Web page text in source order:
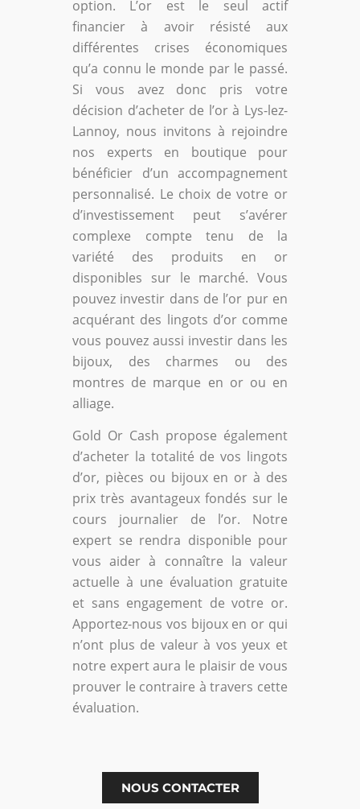
option. L’or est le seul actif
financier à avoir résisté aux
différentes crises économiques
qu’a connu le monde par le passé.
Si vous avez donc pris votre
décision d’acheter de l’or à Lys-lez-
Lannoy, nous invitons à rejoindre
nos experts en boutique pour
bénéficier d’un accompagnement
personnalisé. Le choix de votre or
d’investissement peut s’avérer
complexe compte tenu de la
variété des produits en or
disponibles sur le marché. Vous
pouvez investir dans de l’or pur en
acquérant des lingots d’or comme
vous pouvez aussi investir dans les
bijoux, des charmes ou des
montres de marque en or ou en
alliage.
Gold Or Cash propose également
d’acheter la totalité de vos lingots
d’or, pièces ou bijoux en or à des
prix très avantageux fondés sur le
cours journalier de l’or. Notre
expert se rendra disponible pour
vous aider à connaître la valeur
actuelle à une évaluation gratuite
et sans engagement de votre or.
Apportez-nous vos bijoux en or qui
n’ont plus de valeur à vos yeux et
notre expert aura le plaisir de vous
prouver le contraire à travers cette
évaluation.
NOUS CONTACTER